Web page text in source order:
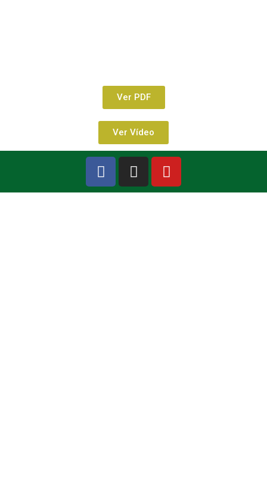
Ver PDF
Ver Vídeo